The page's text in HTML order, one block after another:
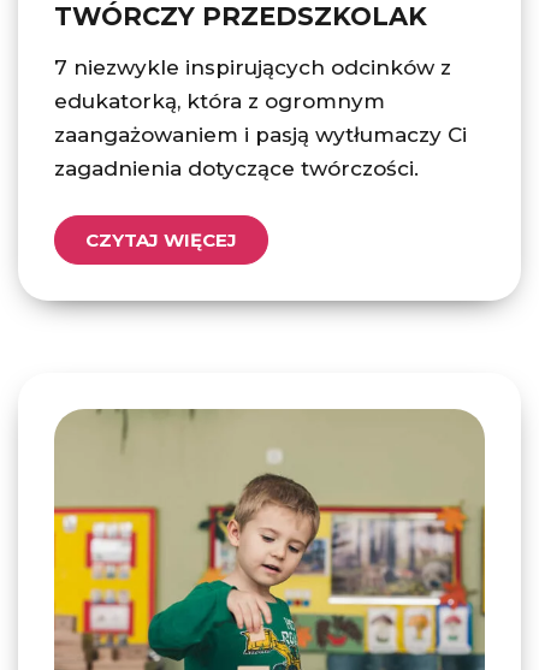
TWÓRCZY PRZEDSZKOLAK
7 niezwykle inspirujących odcinków z
edukatorką, która z ogromnym
zaangażowaniem i pasją wytłumaczy Ci
zagadnienia dotyczące twórczości.
CZYTAJ WIĘCEJ